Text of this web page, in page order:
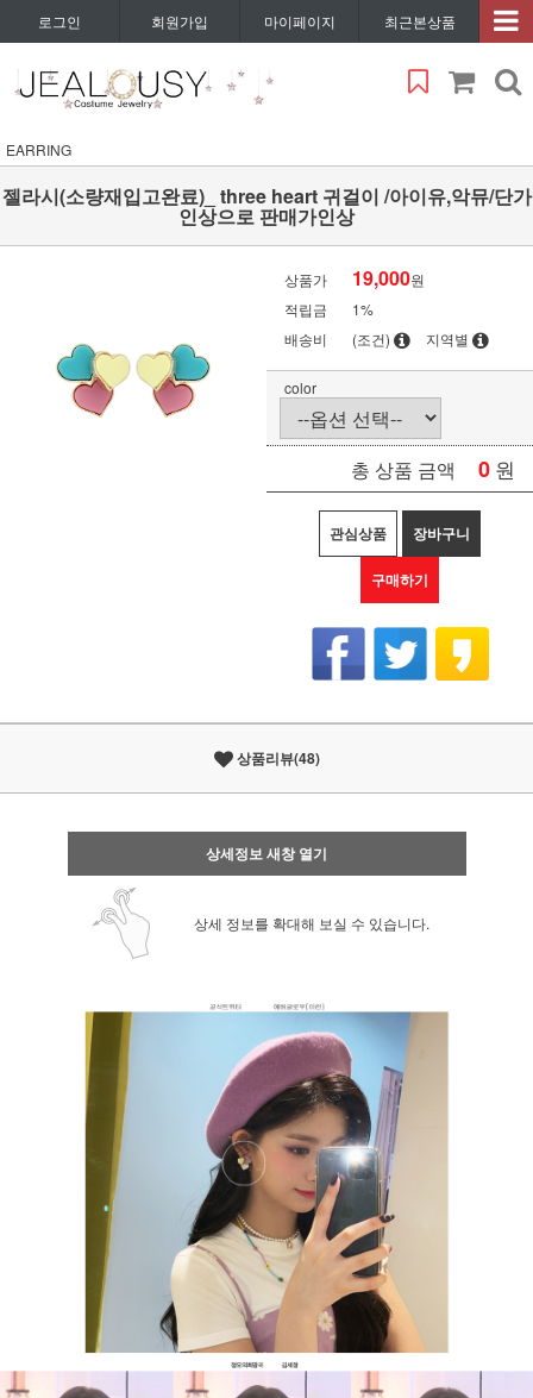
로그인 회원가입 마이페이지 최근본상품
EARRING
젤라시(소량재입고완료)_ three heart 귀걸이 /아이유,악뮤/단가
인상으로 판매가인상
상품가 19,000원
적립금
1%
배송비
(조건) 지역별
color
총 상품 금액 0 원
관심상품 장바구니
구매하기
상품리뷰(48)
상세정보 새창 열기
상세 정보를 확대해 보실 수 있습니다.